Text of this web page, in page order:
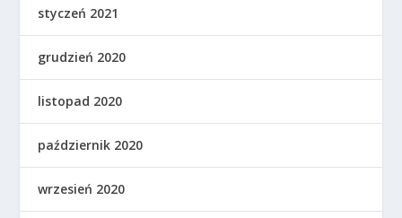
styczeń 2021
grudzień 2020
listopad 2020
październik 2020
wrzesień 2020